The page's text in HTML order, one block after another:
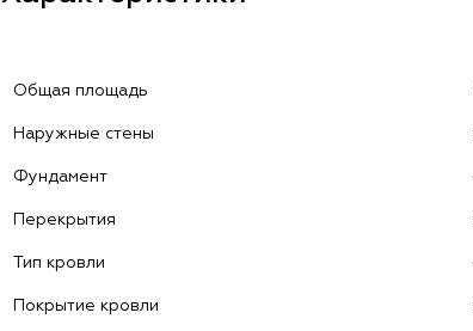
Общая площадь
Наружные стены
Фундамент
Перекрытия
Тип кровли
Покрытие кровли